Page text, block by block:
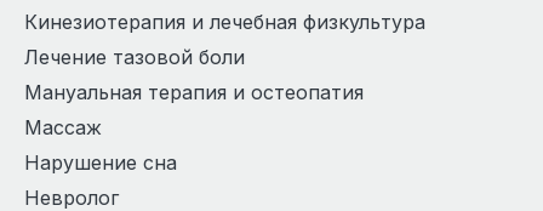
Кинезиотерапия и лечебная физкультура
Лечение тазовой боли
Мануальная терапия и остеопатия
Массаж
Нарушение сна
Невролог